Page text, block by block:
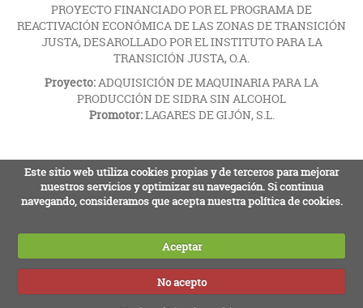
PROYECTO FINANCIADO POR EL PROGRAMA DE
REACTIVACIÓN ECONÓMICA DE LAS ZONAS DE TRANSICIÓN
JUSTA, DESAROLLADO POR EL INSTITUTO PARA LA
TRANSICIÓN JUSTA, O.A.
Proyecto:ADQUISICIÓN DE MAQUINARIA PARA LA
PRODUCCIÓN DE SIDRA SIN ALCOHOL
Promotor:LAGARES DE GIJÓN, S.L.
Este sitio web utiliza cookies propias y de terceros para mejorar
nuestros servicios y optimizar su navegación. Si continua
navegando, consideramos que acepta nuestra política de cookies.
Aceptar
No acepto